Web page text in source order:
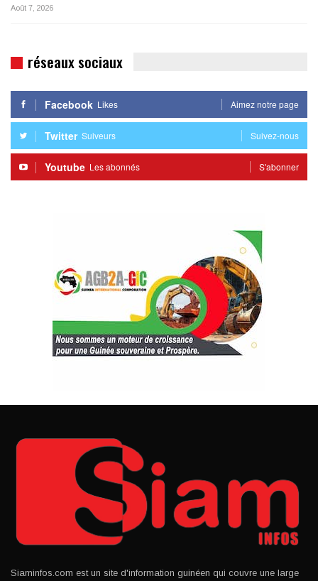
Août 7, 2026
réseaux sociaux
Facebook Likes Aimez notre page
Twitter Suiveurs Suivez-nous
Youtube Les abonnés S'abonner
Siaminfos.com est un site d'information guinéen qui couvre une large